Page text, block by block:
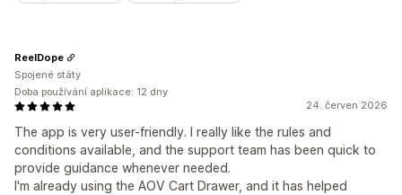
24. červen 2026
The app is very user-friendly. I really like the rules and
conditions available, and the support team has been quick to
provide guidance whenever needed.
I'm already using the AOV Cart Drawer, and it has helped
ReelDope
Spojené státy
Doba používání aplikace: 12 dny